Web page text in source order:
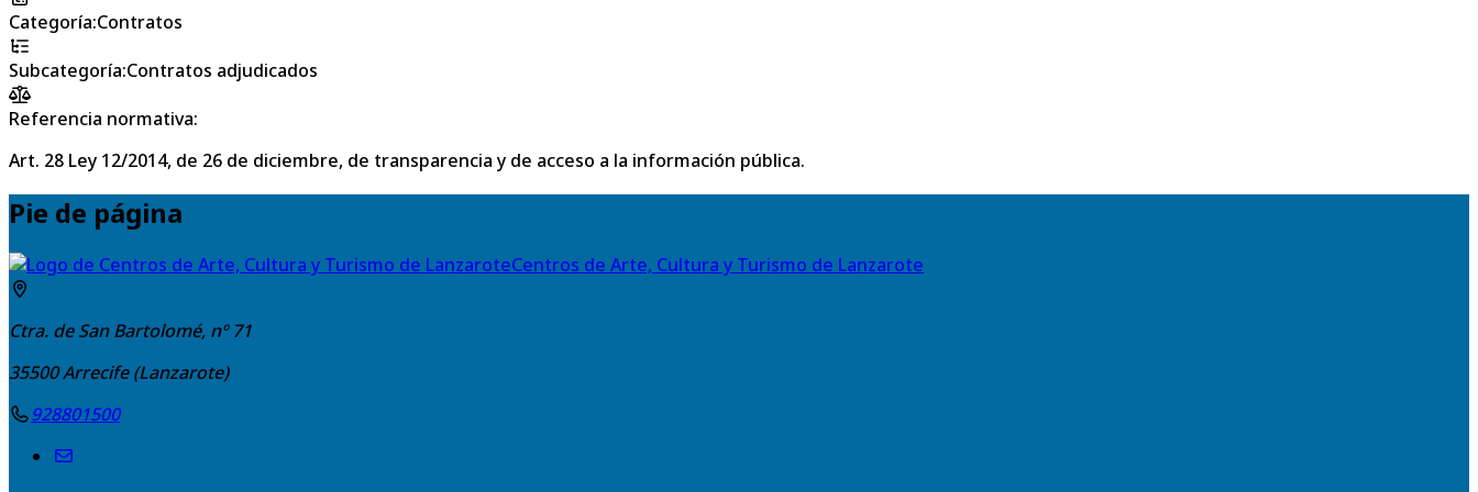
Categoría:Contratos
Subcategoría:Contratos adjudicados
Referencia normativa:
Art. 28 Ley 12/2014, de 26 de diciembre, de transparencia y de acceso a la información pública.
Pie de página
Centros de Arte, Cultura y Turismo de Lanzarote
Ctra. de San Bartolomé, nº 71
35500Arrecife (Lanzarote)
928801500